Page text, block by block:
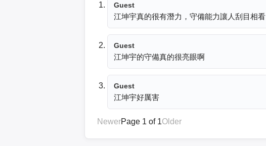
Guest
江坤宇真的很有潛力，守備能力讓人刮目相看
Guest
江坤宇的守備真的很亮眼啊
Guest
江坤宇好厲害
NewerPage 1 of 1Older